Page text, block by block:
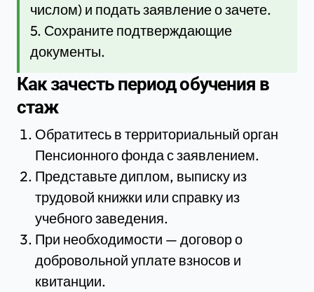
числом) и подать заявление о зачете.
5. Сохраните подтверждающие
документы.
Как зачесть период обучения в
стаж
Обратитесь в территориальный орган
Пенсионного фонда с заявлением.
Представьте диплом, выписку из
трудовой книжки или справку из
учебного заведения.
При необходимости — договор о
добровольной уплате взносов и
квитанции.